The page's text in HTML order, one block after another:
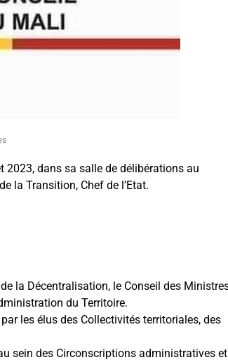
2023, dans sa salle de délibérations au
la Transition, Chef de l’Etat.
la Décentralisation, le Conseil des
du Territoire.
les élus des Collectivités territoriales, des
sein des Circonscriptions administratives et